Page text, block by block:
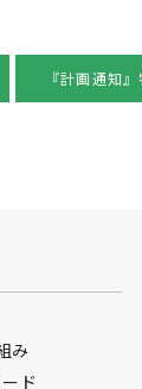
『計画通知
み
ド